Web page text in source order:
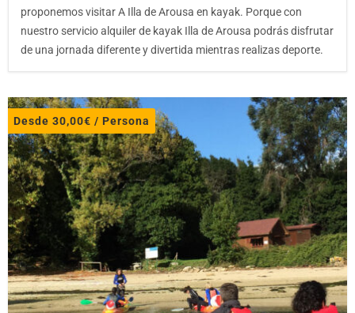
proponemos visitar A Illa de Arousa en kayak. Porque con
nuestro servicio alquiler de kayak Illa de Arousa podrás disfrutar
de una jornada diferente y divertida mientras realizas deporte.
Desde 30,00€ / Persona